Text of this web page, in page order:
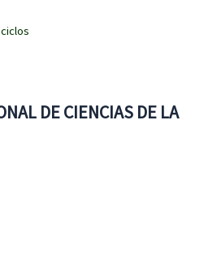
DE CIENCIAS DE LA